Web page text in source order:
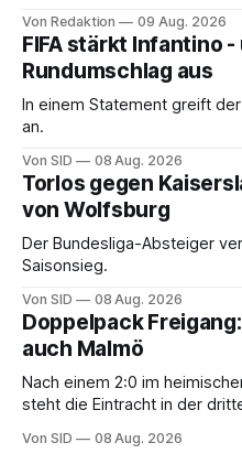
Von Redaktion 09 Aug. 2026
FIFA stärkt Infantino
Rundumschlag aus
In einem Statement greift
an.
Von SID 08 Aug. 2026
Torlos gegen
von Wolfsburg
Der Bundesliga-Absteiger
Saisonsieg.
Von SID 08 Aug. 2026
Doppelpack
auch Malmö
Nach einem 2:0 im
steht die Eintracht in der
Von SID 08 Aug. 2026